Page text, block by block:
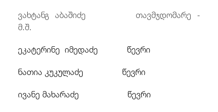
ვახტანგ აბაშიძე თავმჯდომარე -
მ.შ.
ეკატერინე იმედაძე წევრი
ნათია კუკულაძე წევრი
ივანე მახარაძე წევრი